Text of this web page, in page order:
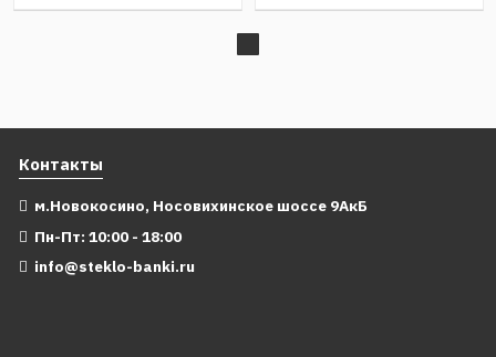
Контакты
м.Новокосино, Носовихинское шоссе 9АкБ
Пн-Пт: 10:00 - 18:00
info@steklo-banki.ru